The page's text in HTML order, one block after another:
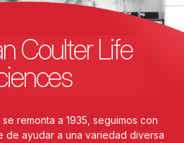
Coulter Life
remonta a 1935, seguimos con
de ayudar a una variedad diversa